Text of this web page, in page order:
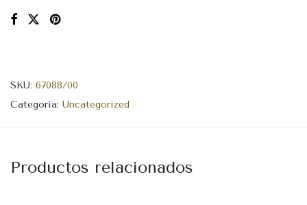
SKU: 67088/00
Categoría: Uncategorized
Productos relacionados